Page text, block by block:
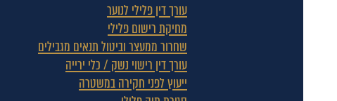
עורך דין פלילי לנוער
מחיקת רישום פלילי
שחרור ממעצר וביטול תנאים מגבילים
עורך דין רישוי נשק / כלי ירייה
ייעוץ לפני חקירה במשטרה